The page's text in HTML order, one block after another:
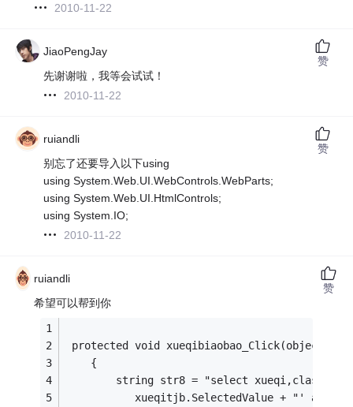
2010-11-22
JiaoPengJay
先谢谢啦，我等会试试！
2010-11-22
赞
ruiandli
别忘了还要导入以下using
using System.Web.UI.WebControls.WebParts;
using System.Web.UI.HtmlControls;
using System.IO;
2010-11-22
赞
ruiandli
希望可以帮到你
protected void xueqibiaobao_Click(object
    {
string str8 = "select
xueqitjb.SelectedValue + "' and
赞